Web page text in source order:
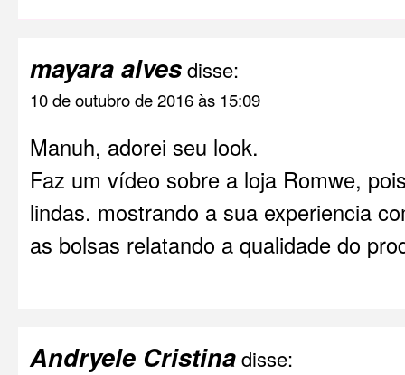
mayara alvesdisse:
10 de outubro de 2016 às 15:09
Manuh, adorei seu look.
Faz um vídeo sobre a loja Romwe,
lindas. mostrando a sua experiencia
as bolsas relatando a qualidade do
Andryele Cristinadisse: